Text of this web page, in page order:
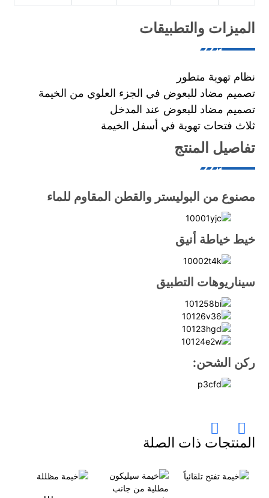
الميزات والتطبيقات
نظام تهوية متطور
تصميم مضاد للبعوض في الجزء العلوي من الخيمة
تصميم مضاد للبعوض عند المدخل
ثلاث فتحات تهوية في أسفل الخيمة
تفاصيل المنتج
مصنوع من البوليستر والقطن المقاوم للماء
خيط خياطة أنيق
سيناريوهات التطبيق
ركن الشحن:
المنتجات ذات الصلة